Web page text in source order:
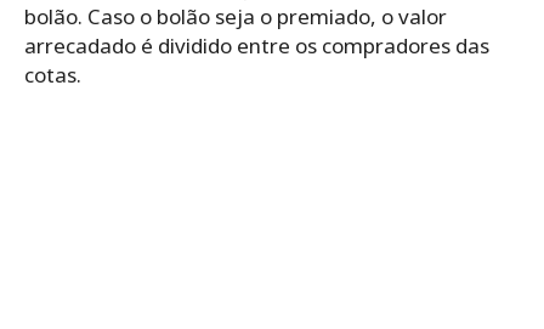
bolão. Caso o bolão seja o premiado, o valor
arrecadado é dividido entre os compradores das
cotas.